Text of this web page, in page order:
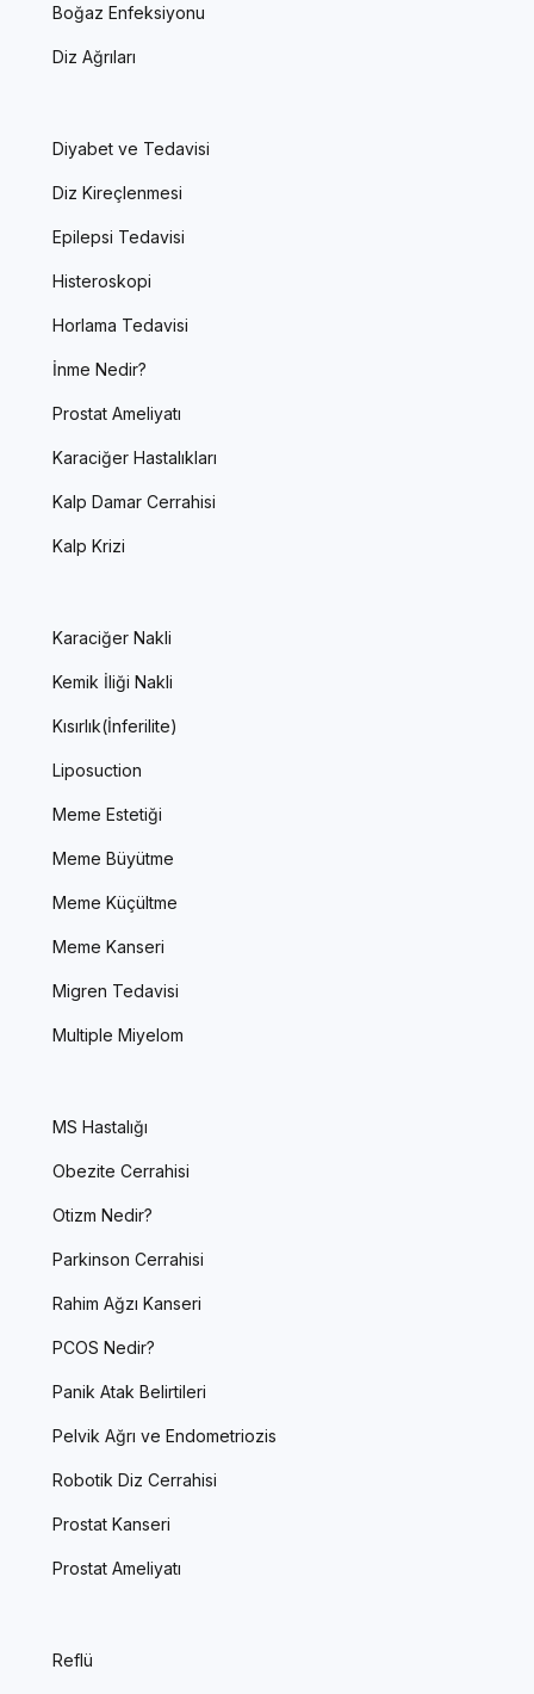
Boğaz Enfeksiyonu
Diz Ağrıları
Diyabet ve Tedavisi
Diz Kireçlenmesi
Epilepsi Tedavisi
Histeroskopi
Horlama Tedavisi
İnme Nedir?
Prostat Ameliyatı
Karaciğer Hastalıkları
Kalp Damar Cerrahisi
Kalp Krizi
Karaciğer Nakli
Kemik İliği Nakli
Kısırlık(İnferilite)
Liposuction
Meme Estetiği
Meme Büyütme
Meme Küçültme
Meme Kanseri
Migren Tedavisi
Multiple Miyelom
MS Hastalığı
Obezite Cerrahisi
Otizm Nedir?
Parkinson Cerrahisi
Rahim Ağzı Kanseri
PCOS Nedir?
Panik Atak Belirtileri
Pelvik Ağrı ve Endometriozis
Robotik Diz Cerrahisi
Prostat Kanseri
Prostat Ameliyatı
Reflü